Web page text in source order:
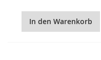
In den Warenkorb